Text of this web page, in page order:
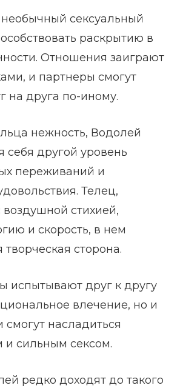
сексуальный
раскрытию в
Отношения заиграют
и партнеры смогут
на друга по-иному.
нежность, Водолей
себя другой уровень
переживаний и
Телец,
воздушной стихией,
и скорость, в нем
сторона.
испытывают друг к другу
влечение, но и
насладиться
и сильным сексом.
редко доходят до такого